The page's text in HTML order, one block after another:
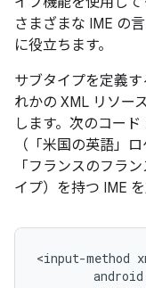
さまざまな IME の
に役立ちます。
サブタイプを定義
れかの XML リソー
します。次のコー
（「米国の英語」
「フランスのフラ
イプ）を持つ IME
<input-method